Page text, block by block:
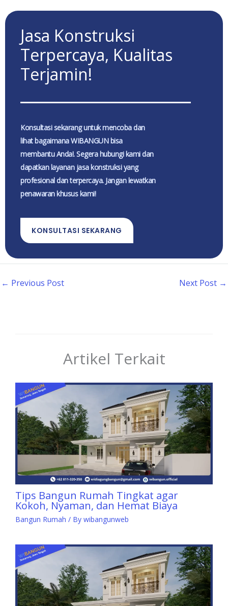
Jasa Konstruksi
Terpercaya, Kualitas
Terjamin!
Konsultasi sekarang untuk mencoba dan
lihat bagaimana WIBANGUN bisa
membantu Anda!. Segera hubungi kami dan
dapatkan layanan jasa konstruksi yang
profesional dan terpercaya. Jangan lewatkan
penawaran khusus kami!
KONSULTASI SEKARANG
← Previous Post Next Post →
Artikel Terkait
Tips Bangun Rumah Tingkat agar
Kokoh, Nyaman, dan Hemat Biaya
Bangun Rumah / By wibangunweb